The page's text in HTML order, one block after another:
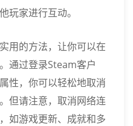
玩家进行互动。
用的方法，让你可以在
通过登录Steam客户
性，你可以轻松地取消
但请注意，取消网络连
如游戏更新、成就和多